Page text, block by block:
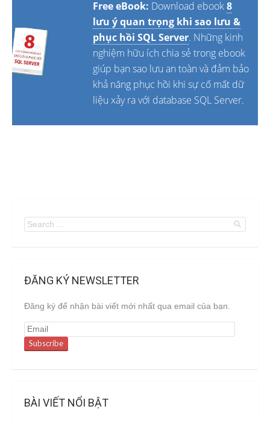
Free eBook: Download ebook8
lưu ý quan trọng khi sao lưu &
phục hồi SQL Server. Những kinh
nghiệm hữu ích chia sẻ trong ebook
giúp bạn sao lưu an toàn và đảm bảo
khả năng phục hồi khi sự cố mất dữ
liệu xảy ra với database SQL Server.
ĐĂNG KÝ NEWSLETTER
Đăng ký để nhận bài viết mới nhất qua email của bạn.
BÀI VIẾT NỔI BẬT